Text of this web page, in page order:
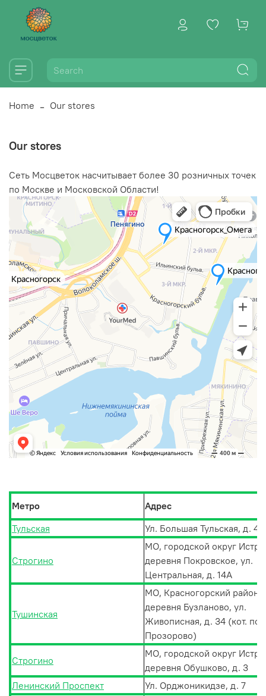
Home Our stores
Our stores
Сеть Мосцветок насчитывает более 30 розничных точек
по Москве и Московской Области!
Метро
Адрес
Тульская
Ул. Большая Тульская, д. 46
Строгино
МО, городской округ Истра,
деревня Покровское, ул.
Центральная, д. 14А
Тушинская
МО, Красногорский район,
деревня Бузланово, ул.
Живописная, д. 34 (кот.
Прозорово)
Строгино
МО, городской округ Истра,
деревня Обушково, д. 3
Ленинский Проспект
Ул. Орджоникидзе, д. 7